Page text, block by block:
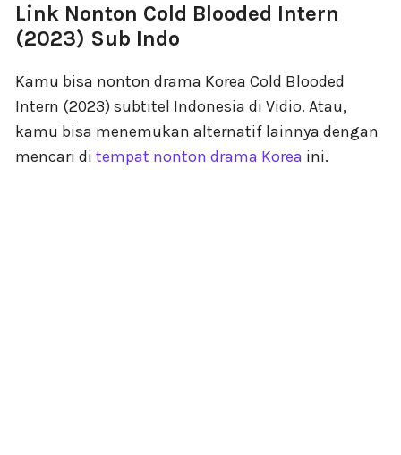
Link Nonton Cold Blooded Intern
(2023) Sub Indo
Kamu bisa nonton drama Korea Cold Blooded
Intern (2023) subtitel Indonesia di Vidio. Atau,
kamu bisa menemukan alternatif lainnya dengan
mencari di tempat nonton drama Korea ini.